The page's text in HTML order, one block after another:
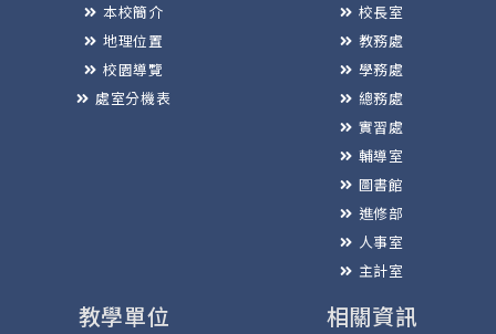
本校簡介
地理位置
校園導覽
處室分機表
校長室
教務處
學務處
總務處
實習處
輔導室
圖書館
進修部
人事室
主計室
教學單位 相關資訊